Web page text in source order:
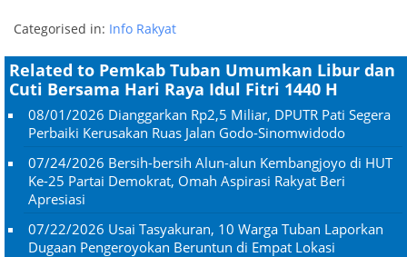
Categorised in: Info Rakyat
Related to Pemkab Tuban Umumkan Libur dan
Cuti Bersama Hari Raya Idul Fitri 1440 H
08/01/2026 Dianggarkan Rp2,5 Miliar, DPUTR Pati Segera
Perbaiki Kerusakan Ruas Jalan Godo-Sinomwidodo
07/24/2026 Bersih-bersih Alun-alun Kembangjoyo di HUT
Ke-25 Partai Demokrat, Omah Aspirasi Rakyat Beri
Apresiasi
07/22/2026 Usai Tasyakuran, 10 Warga Tuban Laporkan
Dugaan Pengeroyokan Beruntun di Empat Lokasi